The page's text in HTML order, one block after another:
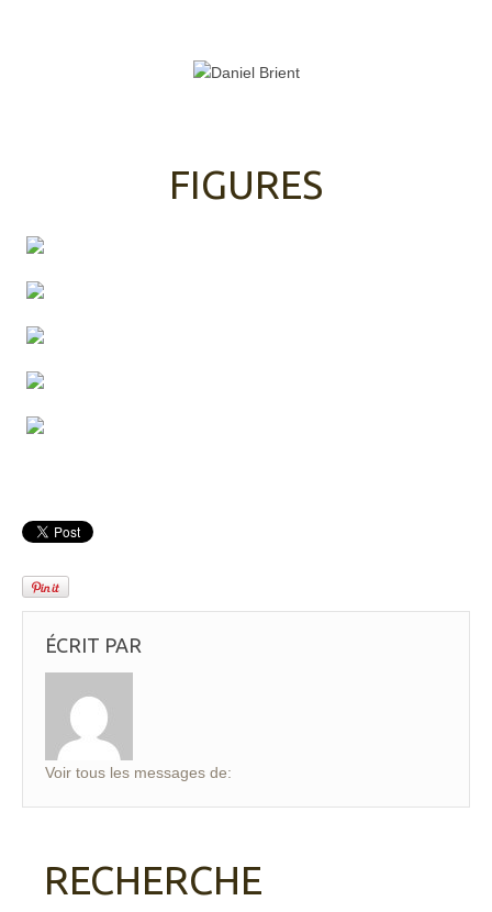
FIGURES
ÉCRIT PAR
Voir tous les messages de:
RECHERCHE